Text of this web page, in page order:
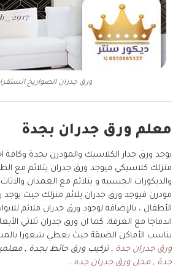
ورق جدران الصواريخ
معلم ورق جدران بجدة
يوجد ورق جدار الكلاسيك والمودرن بجدة وكافة
منزلك كلاسيكي فيوجد ورق جدران يتلائم مع
والديكورات الجبسيه و يتلائم مع العمدان
مودرن فيوجد ورق جدران يلائم منزلك حيث
الأطفال ، بالإضافه لوجود ورق جدران ملائم
اندماجا مع الغرفة، كما ان ورق جدران ثلاثي
يناسب الأماكن الضيقة حيث يعطي شعورا
ورق جدران جدة , تركيب ورق حائط بجدة ,
جدة ,محل ورق جدران جده .